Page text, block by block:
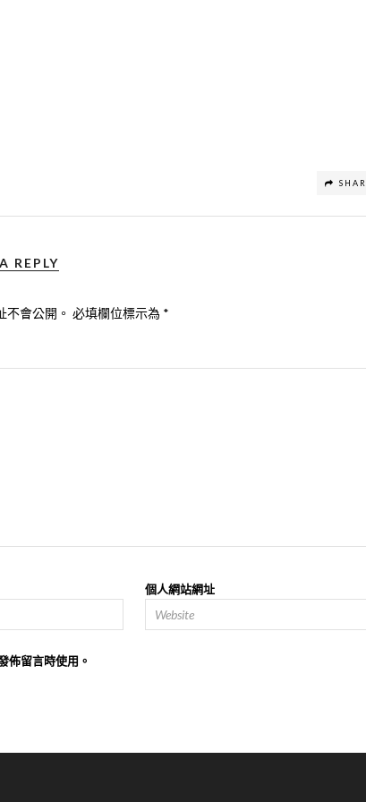
REPLY
不會公開。 必填欄位標示為 *
個人網站網址
佈留言時使用。